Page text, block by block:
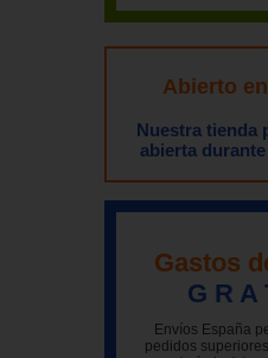
Abierto
Nuestra tienda
abierta
Gastos
G R A
Envíos España
pedidos